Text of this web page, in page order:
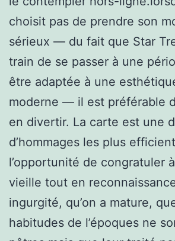
choisit pas de prendre son
sérieux — du fait que Star
train de se passer à une
être adaptée à une
moderne — il est préférable
en divertir. La carte est une
d’hommages les plus
l’opportunité de congratuler
vieille tout en reconnaissance
ingurgité, qu’on a mature,
habitudes de l’époques ne